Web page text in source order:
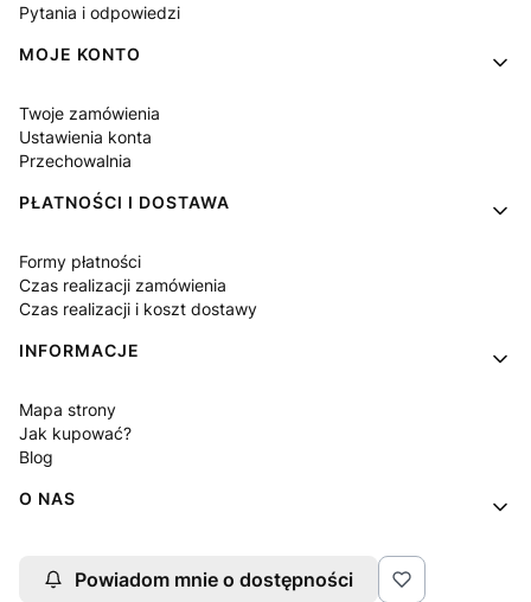
Pytania i odpowiedzi
MOJE KONTO
Twoje zamówienia
Ustawienia konta
Przechowalnia
PŁATNOŚCI I DOSTAWA
Formy płatności
Czas realizacji zamówienia
Czas realizacji i koszt dostawy
INFORMACJE
Mapa strony
Jak kupować?
Blog
O NAS
O firmiePowiadom mnie o dostępności